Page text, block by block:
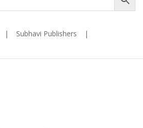
| Subhavi Publishers
|